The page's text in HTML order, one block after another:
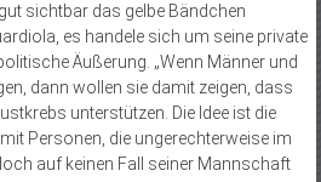
sichtbar das gelbe Bändchen
es handele sich um seine private
Äußerung. „Wenn Männer und
dann wollen sie damit zeigen, dass
unterstützen. Die Idee ist die
Personen, die ungerechterweise im
auf keinen Fall seiner Mannschaft